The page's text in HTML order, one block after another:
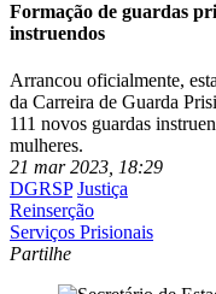
Formação de guardas
instruendos
Arrancou oficialmente,
da Carreira de Guarda
111 novos guardas
mulheres.
21 mar 2023, 18:29
DGRSP Justiça
Reinserção
Serviços Prisionais
Partilhe